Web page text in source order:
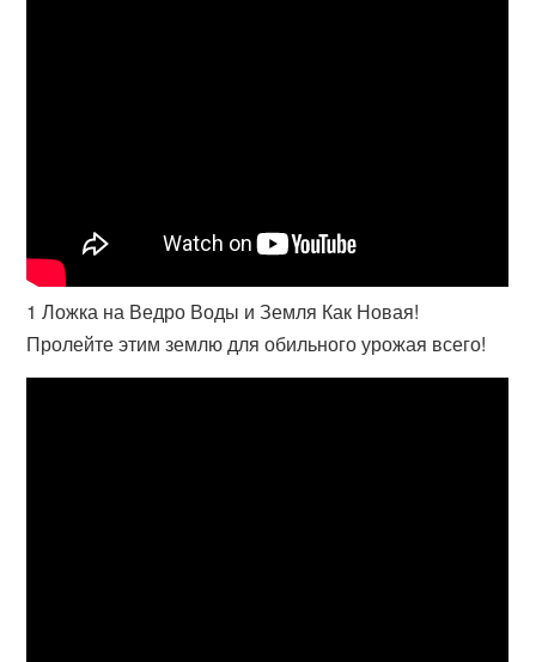
1 Ложка на Ведро Воды и Земля Как Новая!
Пролейте этим землю для обильного урожая всего!